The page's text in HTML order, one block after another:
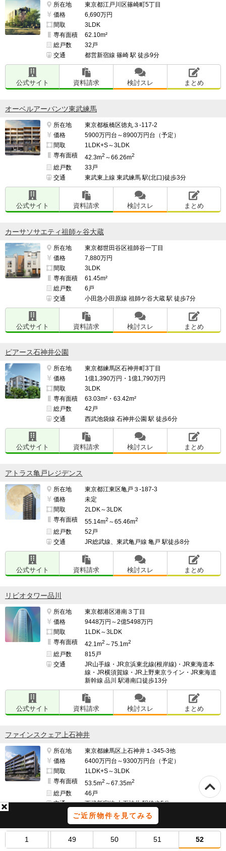
ご近所物件を見てみる
1 49 50 51 52
所在地
東京都江戸川区篠崎町5丁目
価格
6,690万円
間取
3LDK
専有面積
62.10m²
総戸数
32戸
交通
都営新宿線 篠崎 駅 徒歩9分
公式サイト 資料請求 検討スレ まとめ
オーベルアーバンツ東武練馬
所在地
東京都板橋区徳丸３-117-2
価格
5900万円台～8900万円台（予定）
間取
1LDK+S～3LDK
専有面積
42.3m2 ～66.26m2
総戸数
33戸
交通
東武東上線 東武練馬 駅(北口)徒歩3分
公式サイト 資料請求 検討スレ まとめ
カーサソサエティ祖師ヶ谷大蔵
所在地
東京都世田谷区祖師谷一丁目
価格
7,880万円
間取
3LDK
専有面積
61.45m²
総戸数
6戸
交通
小田急小田原線 祖師ケ谷大蔵 駅 徒歩7分
公式サイト 資料請求 検討スレ まとめ
ピアース石神井公園
所在地
東京都練馬区石神井町3丁目
価格
1億1,390万円・1億1,790万円
間取
3LDK
専有面積
63.03m²・63.42m²
総戸数
42戸
交通
西武池袋線 石神井公園 駅 徒歩6分
公式サイト 資料請求 検討スレ まとめ
アトラス亀戸レジデンス
所在地
東京都江東区亀戸３-187-3
価格
未定
間取
2LDK～3LDK
専有面積
55.14m2 ～65.46m2
総戸数
52戸
交通
JR総武線、東武亀戸線 亀戸 駅徒歩8分
公式サイト 資料請求 検討スレ まとめ
リビオタワー品川
所在地
東京都港区港南３丁目
価格
9448万円～2億5498万円
間取
1LDK～3LDK
専有面積
42.1m2 ～75.1m2
総戸数
815戸
交通
JR山手線・JR京浜東北線(根岸線)・JR東海道本
線・JR横須賀線・JR上野東京ライン・JR東海道
新幹線 品川 駅港南口徒歩13分
公式サイト 資料請求 検討スレ まとめ
ファインスクェア上石神井
所在地
東京都練馬区上石神井１-345-3他
価格
6400万円台～9300万円台（予定）
間取
1LDK+S～3LDK
専有面積
53.5m2 ～67.35m2
総戸数
46戸
交通
西武新宿線 上石神井 駅徒歩5分
公式サイト 資料請求 検討スレ まとめ